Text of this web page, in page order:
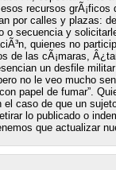
recursos grÃ¡ficos
por calles y plazas:
o secuencia y
quienes no
de las cÃ¡maras,
un desfile
no le veo mucho
papel de fumar”.
caso de que un
lo publicado o
que actualizar